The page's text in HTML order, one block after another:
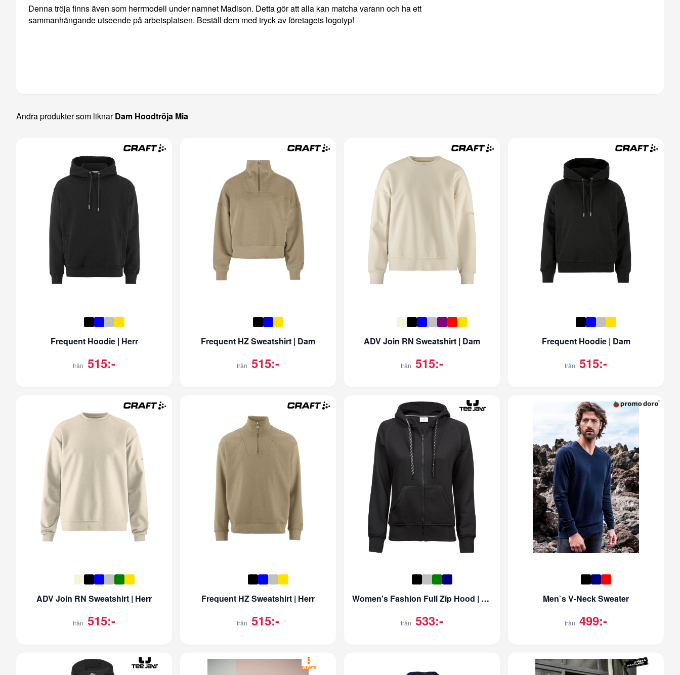
Denna tröja finns även som herrmodell under namnet Madison. Detta gör att alla kan matcha varann och ha ett
sammanhängande utseende på arbetsplatsen. Beställ dem med tryck av företagets logotyp!
Andra produkter som liknarDam Hoodtröja Mia
Frequent Hoodie | Herr
från 515:-
Frequent HZ Sweatshirt | Dam
från 515:-
ADV Join RN Sweatshirt | Dam
från 515:-
Frequent Hoodie | Dam
från 515:-
ADV Join RN Sweatshirt | Herr
från 515:-
Frequent HZ Sweatshirt | Herr
från 515:-
Women's Fashion Full Zip Hood | Dam
från 533:-
Men`s V-Neck Sweater
från 499:-